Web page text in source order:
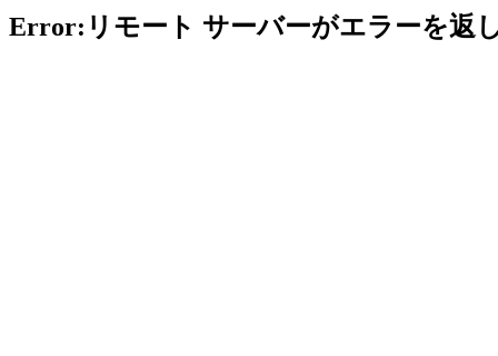
Error:リモート サーバーがエラーを返